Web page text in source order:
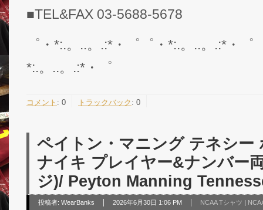
■TEL&FAX 03-5688-5678
゜・*:.。..。.:*・゜゜・*:.。..。.:*・
*:.。..。.:*・゜
コメント : 0 トラックバック : 0
ペイトン・マニング テネシー
ナイキ プレイヤー&ナンバー
ジ)/ Peyton Manning
投稿者: WearBanks 2026年6月30日 1:06 PM NCAA Tシャツ